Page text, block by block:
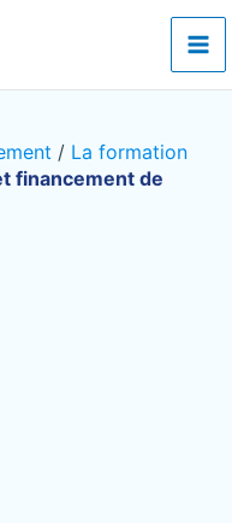
/ La formation
financement de